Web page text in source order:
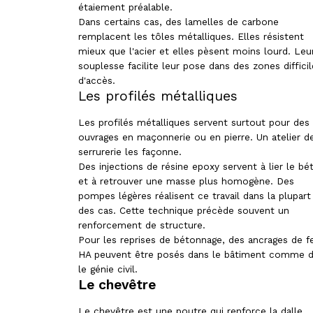
étaiement préalable.
Dans certains cas, des lamelles de carbone
remplacent les tôles métalliques. Elles résistent
mieux que l'acier et elles pèsent moins lourd.
souplesse facilite leur pose dans des zones
d'accès.
Les profilés métalliques
Les profilés métalliques servent surtout pour des
ouvrages en maçonnerie ou en pierre. Un atelier
serrurerie les façonne.
Des injections de résine epoxy servent à lier le
et à retrouver une masse plus homogène. Des
pompes légères réalisent ce travail dans la plupart
des cas. Cette technique précède souvent un
renforcement de structure.
Pour les reprises de bétonnage, des ancrages de
HA peuvent être posés dans le bâtiment comme
le génie civil.
Le chevêtre